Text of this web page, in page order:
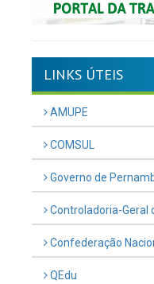
LINKS ÚTEIS
AMUPE
COMSUL
Governo de
Controladoria-Geral
Confederação
QEdu